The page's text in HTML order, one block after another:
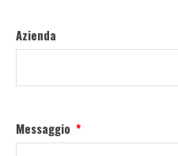
Azienda
Messaggio